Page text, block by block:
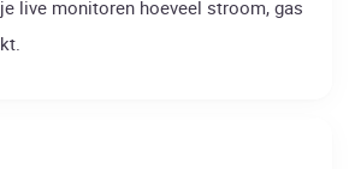
live monitoren hoeveel stroom, gas